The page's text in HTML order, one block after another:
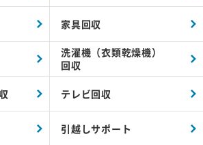
家具回収
洗濯機（衣類乾燥機）
回収
テレビ回収
引越しサポート